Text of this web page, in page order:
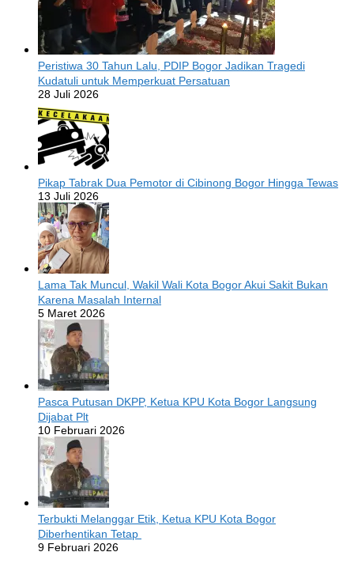
Peristiwa 30 Tahun Lalu, PDIP Bogor Jadikan Tragedi
Kudatuli untuk Memperkuat Persatuan
28 Juli 2026
Pikap Tabrak Dua Pemotor di Cibinong Bogor Hingga Tewas
13 Juli 2026
Lama Tak Muncul, Wakil Wali Kota Bogor Akui Sakit Bukan
Karena Masalah Internal
5 Maret 2026
Pasca Putusan DKPP, Ketua KPU Kota Bogor Langsung
Dijabat Plt
10 Februari 2026
Terbukti Melanggar Etik, Ketua KPU Kota Bogor
Diberhentikan Tetap
9 Februari 2026